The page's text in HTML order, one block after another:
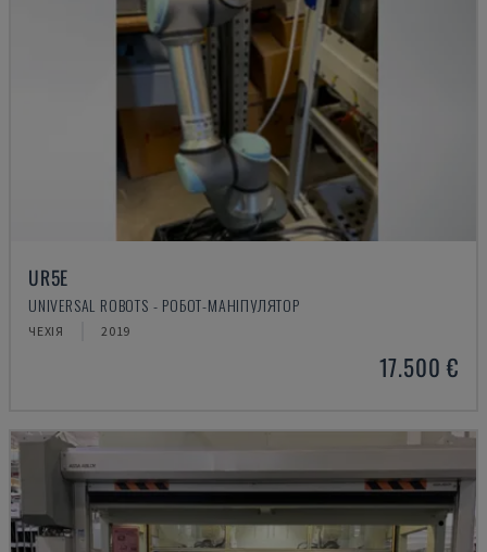
UR5E
UNIVERSAL ROBOTS - РОБОТ-МАНІПУЛЯТОР
ЧЕХІЯ 2019
17.500 €